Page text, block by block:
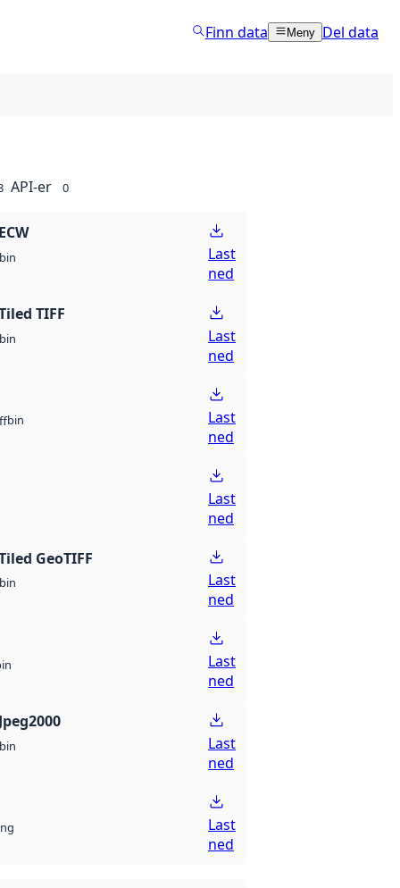
Finn data Meny Del data
API-er 0
bin
Last
ned
TIFF
bin
Last
ned
bin
Last
ned
Last
ned
GeoTIFF
bin
Last
ned
Last
ned
bin
Last
ned
Last
ned